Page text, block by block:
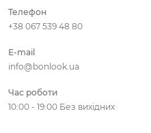
Телефон
+38 067 539 48 80
E-mail
info@bonlook.ua
Час роботи
10:00 - 19:00 Без вихідних